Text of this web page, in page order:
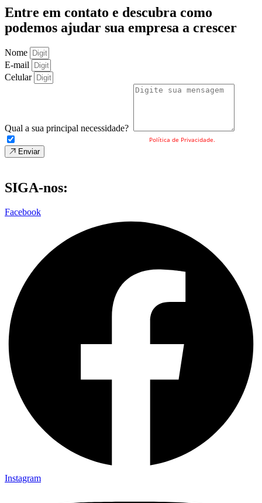
Entre em contato e descubra como
podemos ajudar sua empresa a crescer
Nome
E-mail
Celular
Qual a sua principal necessidade?
Política de Privacidade.
Enviar
SIGA-nos:
Facebook
Instagram